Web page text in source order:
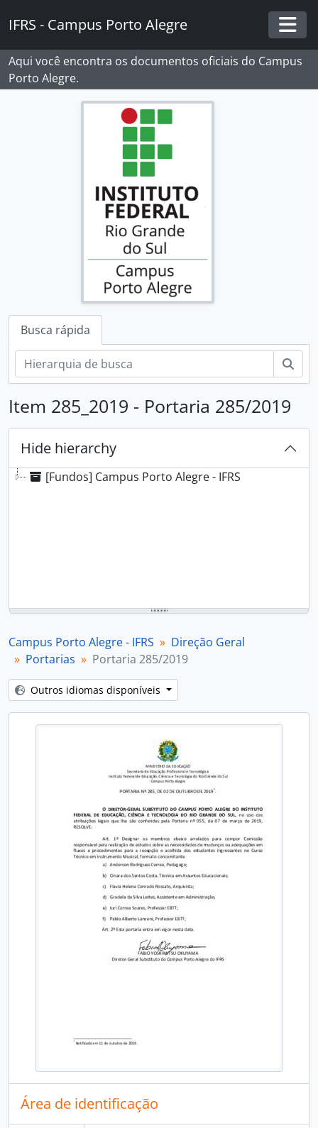
IFRS - Campus Porto Alegre
Aqui você encontra os documentos oficiais do Campus
Porto Alegre.
Busca rápida
Item 285_2019 - Portaria 285/2019
Hide hierarchy
[Fundos] Campus Porto Alegre - IFRS
Campus Porto Alegre - IFRS
Direção Geral
Portarias
Portaria 285/2019
Outros idiomas disponíveis
Área de identificação